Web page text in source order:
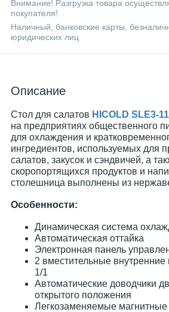
Внимание! Разгрузка товара
покупателя!
Наличный, банковские карты,
юридических лиц
Описание
Стол для салатов HICOLD SLE3-
на предприятиях общественного
для охлаждения и
ингредиентов, используемых для
салатов, закусок и сэндвичей, а
скоропортящихся продуктов и
столешница выполнены из
Особенности:
Динамическая система
Автоматическая оттайка
Электронная панель
2 вместительные
1/1
Автоматические доводчики
открытого положения
Легкозаменяемые магнитные